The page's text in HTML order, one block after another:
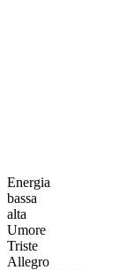
Energia
bassa
alta
Umore
Triste
Allegro